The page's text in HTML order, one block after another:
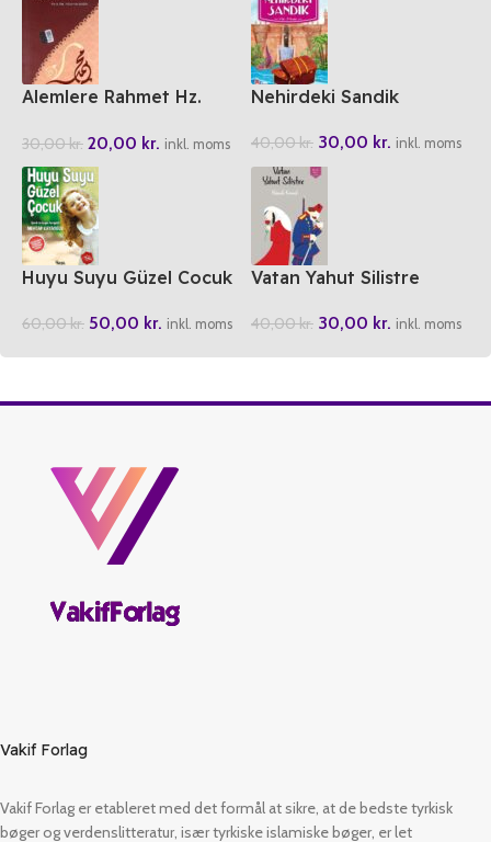
Alemlere Rahmet Hz.
30,00kr. 20,00 kr. inkl. moms
Nehirdeki Sandik
40,00kr. 30,00 kr. inkl. moms
Huyu Suyu Güzel Cocuk
60,00kr. 50,00 kr. inkl. moms
Vatan Yahut Silistre
40,00kr. 30,00 kr. inkl. moms
Vakif Forlag
Vakif Forlag er etableret med det formål at sikre, at de bedste tyrkisk
bøger og verdenslitteratur, især tyrkiske islamiske bøger, er let